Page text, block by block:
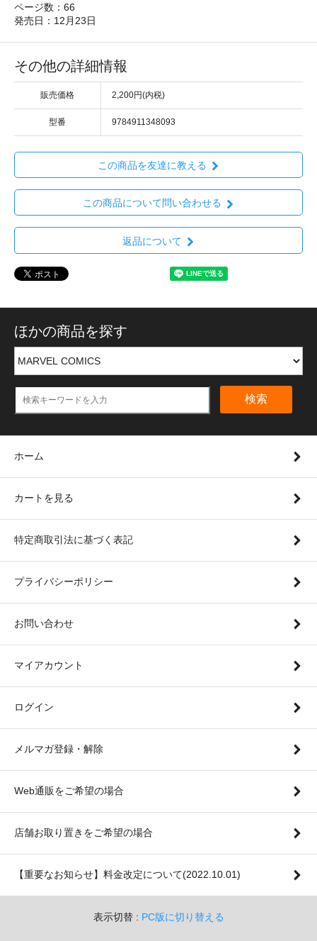
ページ数：66
発売日：12月23日
その他の詳細情報
販売価格 2,200円(内税)
型番 9784911348093
この商品を友達に教える
この商品について問い合わせる
返品について
ほかの商品を探す
検索
ホーム
カートを見る
特定商取引法に基づく表記
プライバシーポリシー
お問い合わせ
マイアカウント
ログイン
メルマガ登録・解除
Web通販をご希望の場合
店舗お取り置きをご希望の場合
【重要なお知らせ】料金改定について(2022.10.01)
表示切替 : PC版に切り替える